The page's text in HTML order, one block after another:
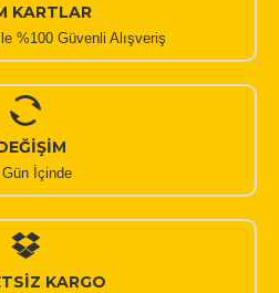
KARTLAR
%100 Güvenli Alışveriş
İçinde
KARGO